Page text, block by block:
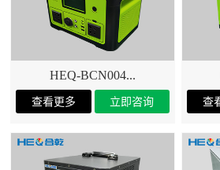
HEQ-BCN004...